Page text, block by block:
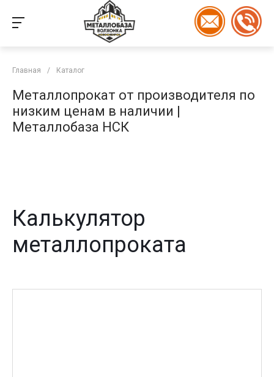
Главная / Каталог
Металлопрокат от производителя по
низким ценам в наличии |
Металлобаза НСК
Калькулятор
металлопроката